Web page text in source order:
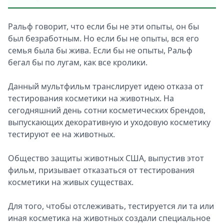
Ральф говорит, что если бы не эти опыты, он бы
был безработным. Но если бы не опыты, вся его
семья была бы жива. Если бы не опыты, Ральф
бегал бы по лугам, как все кролики.
Данный мультфильм транслирует идею отказа от
тестирования косметики на животных. На
сегодняшний день сотни косметических брендов,
выпускающих декоративную и уходовую косметику
тестируют ее на животных.
Общество защиты животных США, выпустив этот
фильм, призывает отказаться от тестирования
косметики на живых существах.
Для того, чтобы отслеживать, тестируется ли та или
иная косметика на животных создали специальное